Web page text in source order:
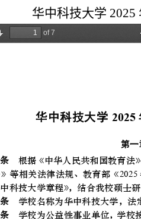
华中科技大学 2025